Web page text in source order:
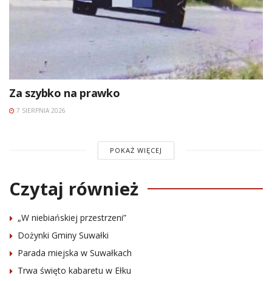
Za szybko na prawko
7 SIERPNIA 2026
POKAŻ WIĘCEJ
Czytaj również
„W niebiańskiej przestrzeni”
Dożynki Gminy Suwałki
Parada miejska w Suwałkach
Trwa święto kabaretu w Ełku